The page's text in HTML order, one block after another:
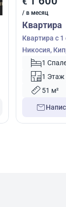
/ в месяц
Квартира
Квартира с
Никосия,
1
1 Этаж
51 м²